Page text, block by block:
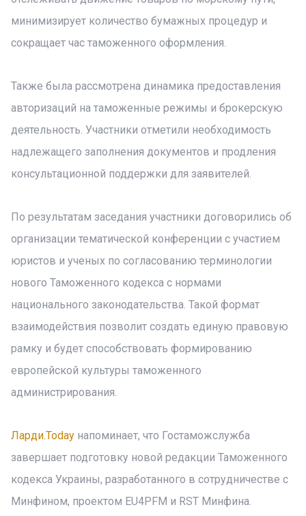
минимизирует количество бумажных процедур и
сокращает час таможенного оформления.
Также была рассмотрена динамика предоставления
авторизаций на таможенные режимы и брокерскую
деятельность. Участники отметили необходимость
надлежащего заполнения документов и продления
консультационной поддержки для заявителей.
По результатам заседания участники договорились об
организации тематической конференции с участием
юристов и ученых по согласованию терминологии
нового Таможенного кодекса с нормами
национального законодательства. Такой формат
взаимодействия позволит создать единую правовую
рамку и будет способствовать формированию
европейской культуры таможенного
администрирования.
Ларди.Today напоминает, что Гостаможслужба
завершает подготовку новой редакции Таможенного
кодекса Украины, разработанного в сотрудничестве с
Минфином, проектом EU4PFM и RST Минфина.